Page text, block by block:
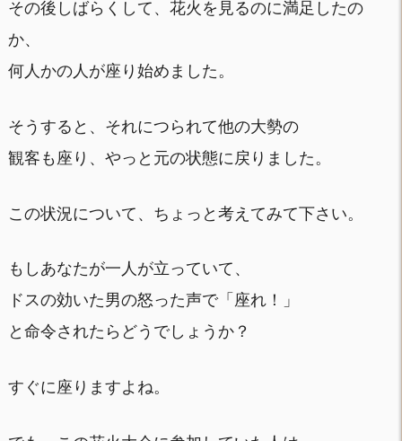
その後しばらくして、花火を見るのに満足したの
か、
何人かの人が座り始めました。
そうすると、それにつられて他の大勢の
観客も座り、やっと元の状態に戻りました。
この状況について、ちょっと考えてみて下さい。
もしあなたが一人が立っていて、
ドスの効いた男の怒った声で「座れ！」
と命令されたらどうでしょうか？
すぐに座りますよね。